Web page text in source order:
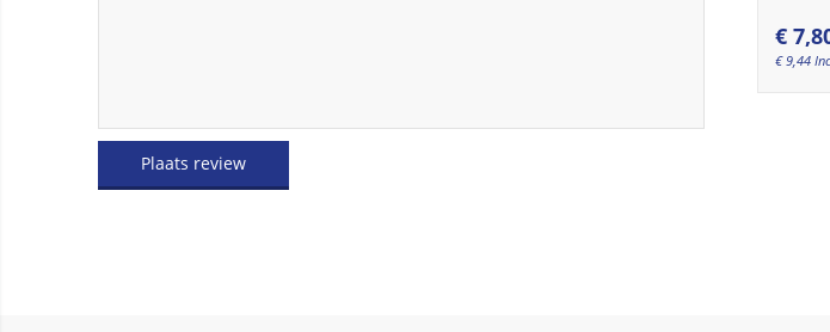
€
€ 9,44
Plaats review